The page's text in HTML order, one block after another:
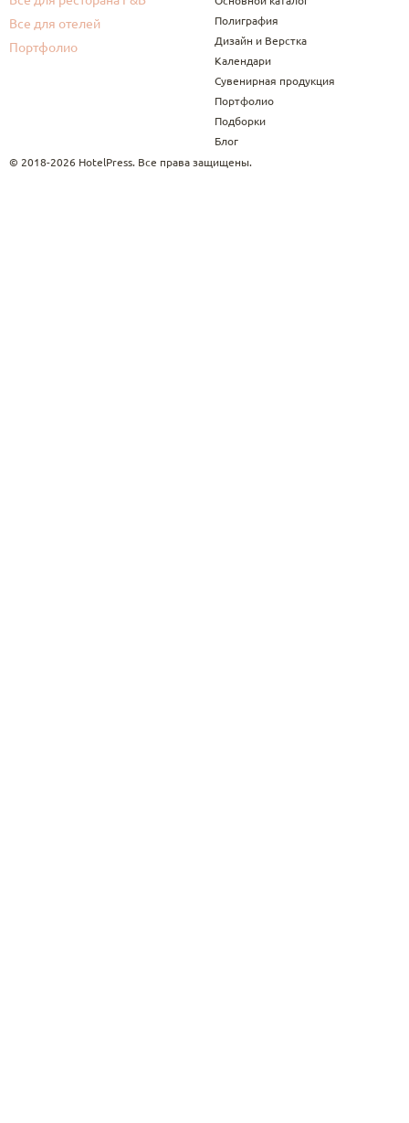
Все для отелей
Портфолио
Полиграфия
Дизайн и Верстка
Календари
Сувенирная продукция
Портфолио
Подборки
Блог
© 2018-2026 HotelPress. Все права защищены.